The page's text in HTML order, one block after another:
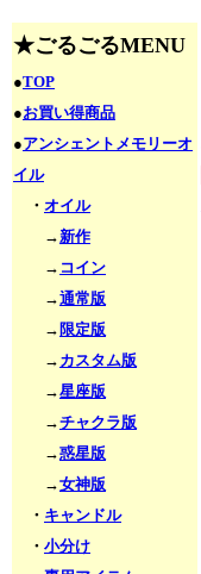
★ごるごるMENU
●TOP
●お買い得商品
●アンシェントメモリーオ
イル
・ オイル
→新作
→ コイン
→通常版
→ 限定版
→ カスタム版
→星座版
→チャクラ版
→惑星版
→女神版
・ キャンドル
・ 小分け